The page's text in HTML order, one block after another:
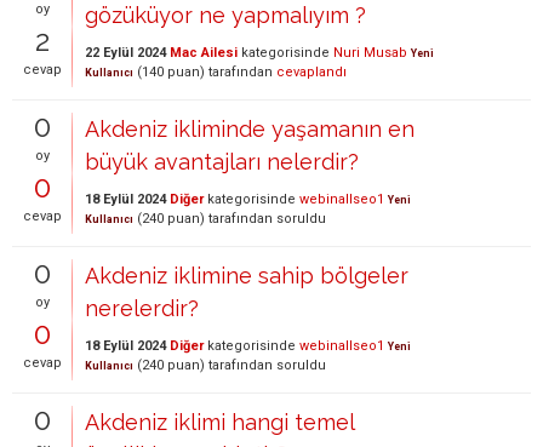
oy
2
cevap
gözüküyor ne yapmalıyım ?
22 Eylül 2024 Mac Ailesi kategorisinde Nuri Musab Yeni
Kullanıcı (140 puan) tarafından cevaplandı
0
oy
0
cevap
Akdeniz ikliminde yaşamanın en
büyük avantajları nelerdir?
18 Eylül 2024 Diğerkategorisinde webinallseo1 Yeni
Kullanıcı (240 puan) tarafından soruldu
0
oy
0
cevap
Akdeniz iklimine sahip bölgeler
nerelerdir?
18 Eylül 2024 Diğerkategorisinde webinallseo1 Yeni
Kullanıcı (240 puan) tarafından soruldu
0
Akdeniz iklimi hangi temel